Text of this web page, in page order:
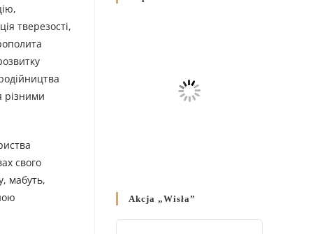
тверезості,
різними
свого
мабуть,
Родин
Справ Молоді та встановленя
складу Катихитичної Комісії
днях 2-12 липня 2024 р.”
Akcja „Wisła”